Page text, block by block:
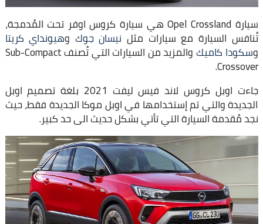
سيارة Opel Crossland هي سيارة كروس اوفر تحت المُدمجة،
تُنافس السيارة مع سيارات مثل نيسان جوك وهيونداي كريتا
وسكودا كاميك والمزيد من السيارات التي تُصنف Sub-Compact
Crossover.
جاءت اوبل كروس لاند فيس ليفت 2021 بلغة تصميم اوبل
الجديدة والتي تم إستخدامها في اوبل موكا الجديدة فقط، حيث
نجد مُقدمة السيارة التي تأتي بشكل حديث الى حد كبير.